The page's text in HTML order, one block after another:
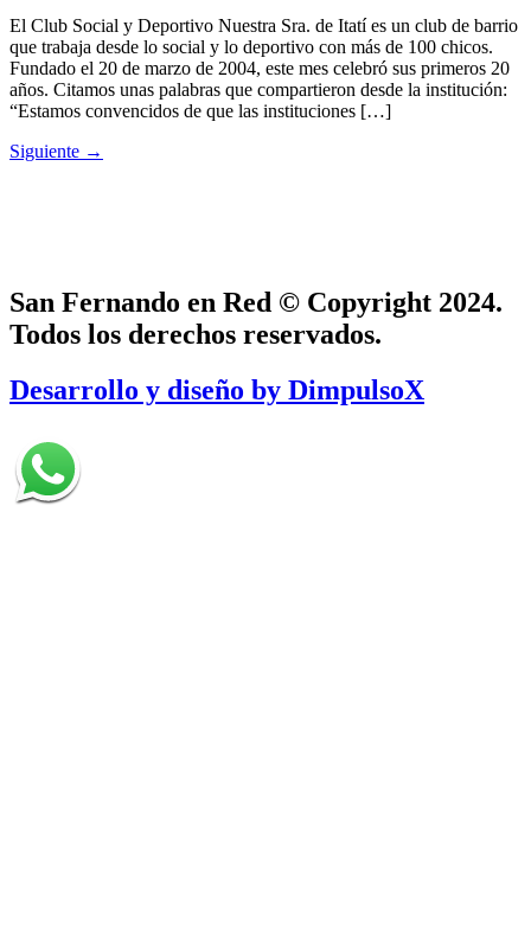
El Club Social y Deportivo Nuestra Sra. de Itatí es un club de barrio
que trabaja desde lo social y lo deportivo con más de 100 chicos.
Fundado el 20 de marzo de 2004, este mes celebró sus primeros 20
años. Citamos unas palabras que compartieron desde la institución:
“Estamos convencidos de que las instituciones […]
Siguiente →
San Fernando en Red © Copyright 2024.
Todos los derechos reservados.
Desarrollo y diseño by DimpulsoX